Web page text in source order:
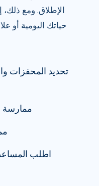
الإطلاق. ومع
حياتك اليومية أو
تحديد المحفزات
ممارسة
اطلب